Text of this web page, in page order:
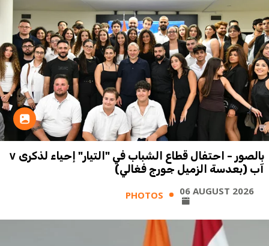
بالصور - احتفال قطاع الشباب في "التيار" إحياء لذكرى ٧
آب (بعدسة الزميل جورج فغالي)
PHOTOS 06 AUGUST 2026